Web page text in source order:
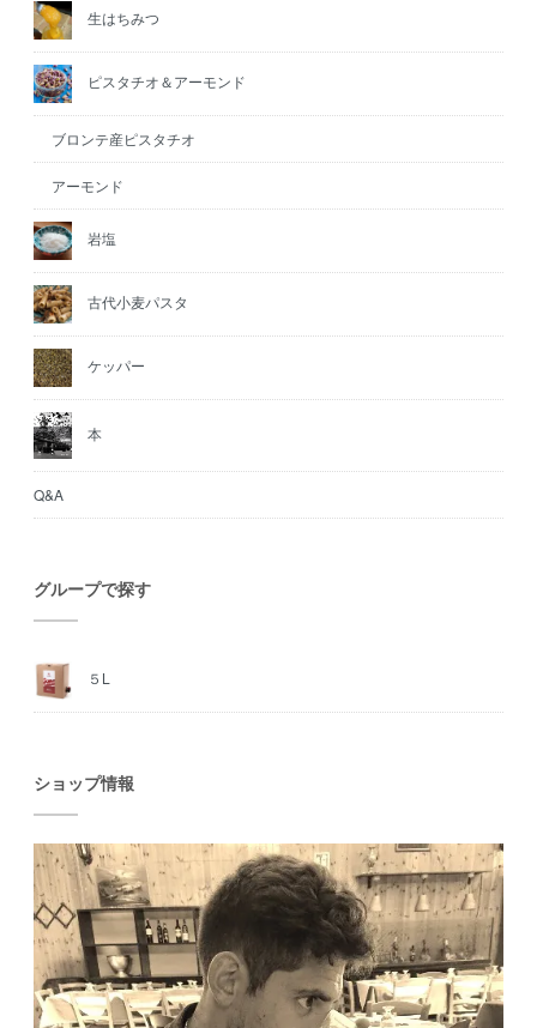
生はちみつ
ピスタチオ＆アーモンド
ブロンテ産ピスタチオ
アーモンド
岩塩
古代小麦パスタ
ケッパー
本
Q&A
グループで探す
５L
ショップ情報